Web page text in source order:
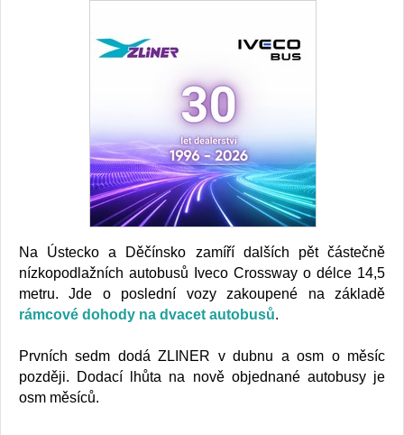
Na Ústecko a Děčínsko zamíří dalších pět částečně
nízkopodlažních autobusů Iveco Crossway o délce 14,5
metru. Jde o poslední vozy zakoupené na základě
rámcové dohody na dvacet autobusů.
Prvních sedm dodá ZLINER v dubnu a osm o měsíc
později. Dodací lhůta na nově objednané autobusy je
osm měsíců.